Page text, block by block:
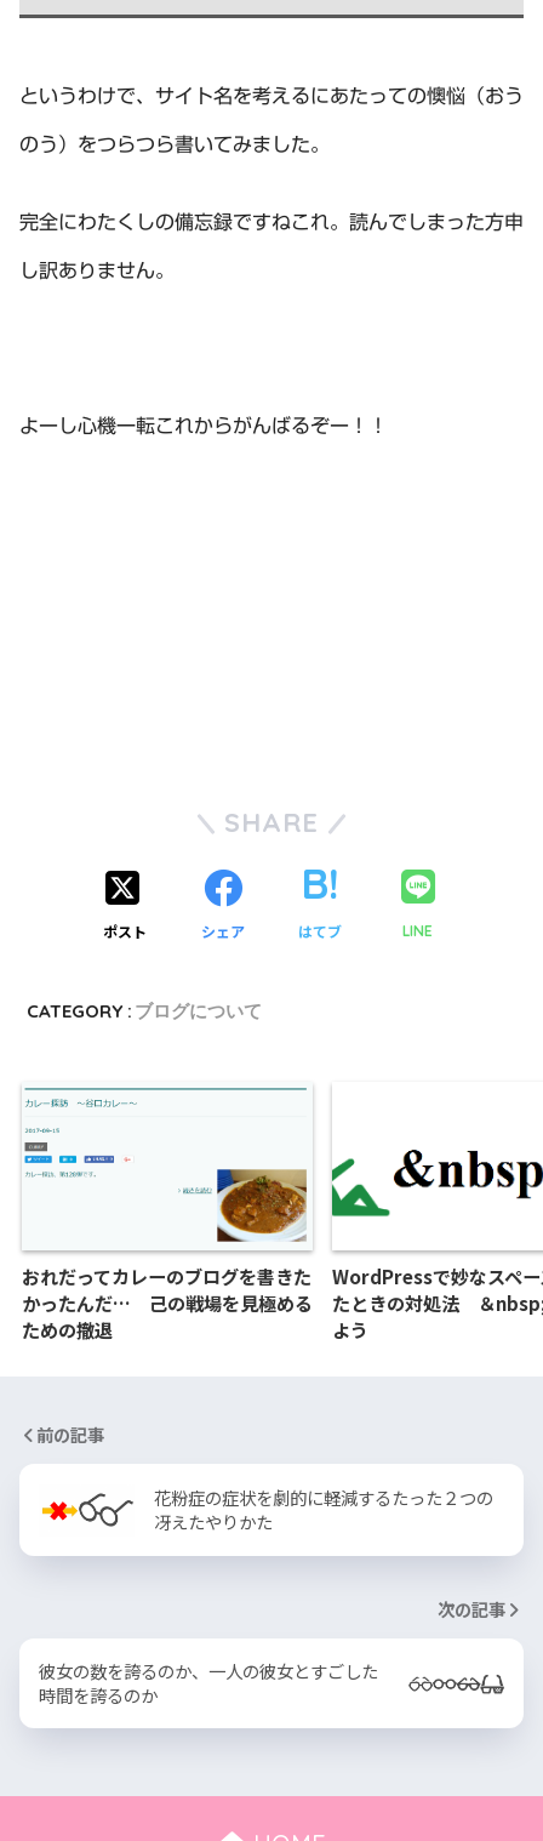
というわけで、サイト名を考えるにあたっての懊悩（おう
のう）をつらつら書いてみました。
完全にわたくしの備忘録ですねこれ。読んでしまった方申
し訳ありません。
よーし心機一転これからがんばるぞー！！
SHARE
ポスト シェア はてブ LINE
CATEGORY : ブログについて
おれだってカレーのブログを書きた
かったんだ… 己の戦場を見極める
ための撤退
WordPressで妙なスペ
たときの対処法 ＆
よう
前の記事
花粉症の症状を劇的に軽減するたった２つの
冴えたやりかた
次の記事
彼女の数を誇るのか、一人の彼女とすごした
時間を誇るのか